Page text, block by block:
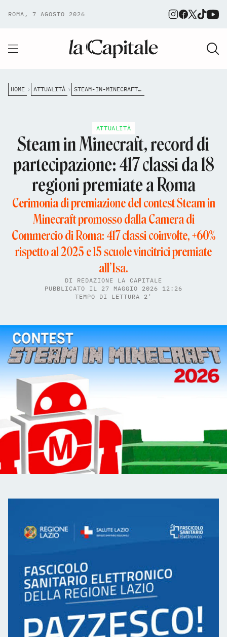
ROMA, 7 AGOSTO 2026
HOME ATTUALITÀ STEAM-IN-MINECRAFT-RECORD-DI-PARTECIPAZIONE-417-CLASSI-DA-18-REGIONI-PREMIATE-A-ROMA
ATTUALITÀ
Steam in Minecraft, record di
partecipazione: 417 classi da 18
regioni premiate a Roma
Cerimonia di premiazione del contest Steam in
Minecraft promosso dalla Camera di
Commercio di Roma: 417 classi coinvolte, +60%
rispetto al 2025 e 15 scuole vincitrici premiate
all’Isa.
DI REDAZIONE LA CAPITALE
PUBBLICATO IL 27 MAGGIO 2026 12:26
TEMPO DI LETTURA 2'